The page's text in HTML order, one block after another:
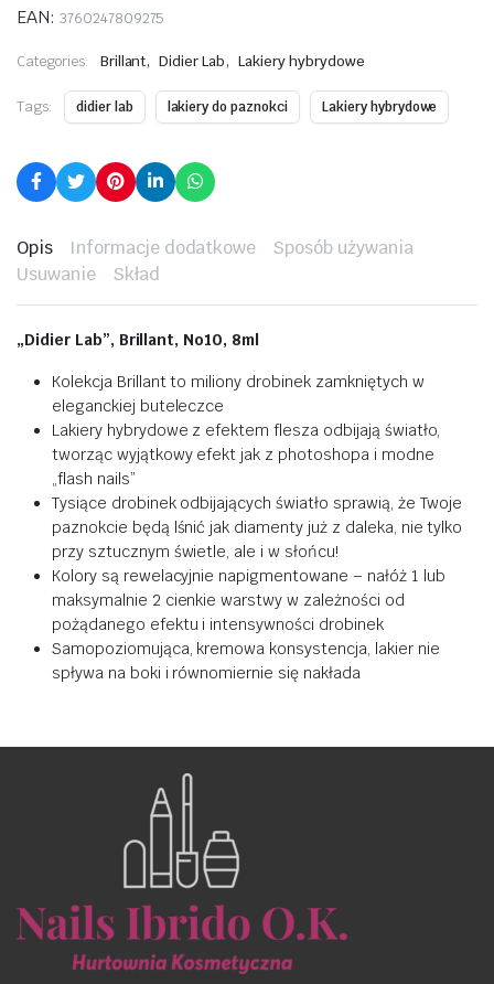
EAN: 3760247809275
Categories: Brillant, Didier Lab, Lakiery hybrydowe
Tags: didier lab lakiery do paznokci Lakiery hybrydowe
Opis Informacje dodatkowe
Sposób używania
Usuwanie
Skład
„Didier Lab”, Brillant, No10, 8ml
Kolekcja Brillant to miliony drobinek zamkniętych w
eleganckiej buteleczce
Lakiery hybrydowe z efektem fleszaodbijają światło,
tworząc wyjątkowy efekt jak z photoshopa i modne
„flash nails”
Tysiące drobinek odbijających światło sprawią, że Twoje
paznokcie będą lśnić jak diamenty już z daleka, nie tylko
przy sztucznym świetle, ale i w słońcu!
Kolory są rewelacyjnie napigmentowane – nałóż 1 lub
maksymalnie 2 cienkie warstwy w zależności od
pożądanego efektu i intensywności drobinek
Samopoziomująca, kremowa konsystencja, lakier nie
spływa na boki i równomiernie się nakłada